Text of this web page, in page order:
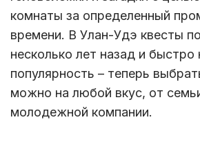
комнаты за определенный
времени. В Улан-Удэ квесты
несколько лет назад и быстро
популярность – теперь
можно на любой вкус, от
молодежной компании.